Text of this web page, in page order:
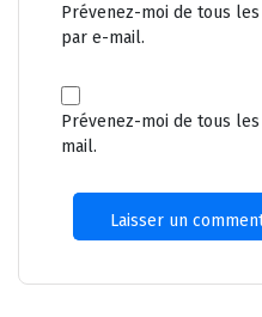
Prévenez-moi de tous
par e-mail.
Prévenez-moi de tous
mail.